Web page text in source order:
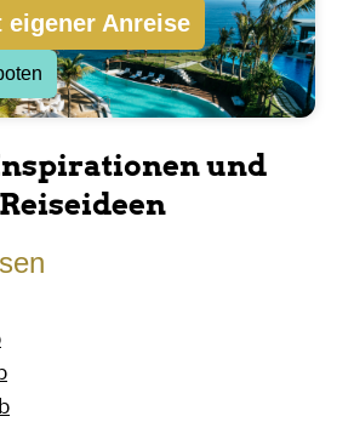
eigener Anreise
und
Reiseideen